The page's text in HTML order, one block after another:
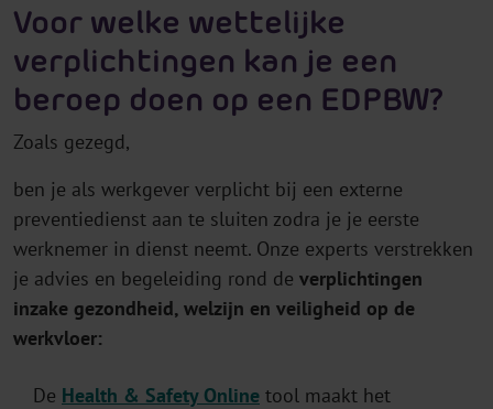
Voor welke wettelijke
verplichtingen kan je een
beroep doen op een EDPBW?
Zoals gezegd,
ben je als werkgever verplicht bij een externe
preventiedienst aan te sluiten zodra je je eerste
werknemer in dienst neemt. Onze experts verstrekken
je advies en begeleiding rond de verplichtingen
inzake gezondheid, welzijn en veiligheid op de
werkvloer:
De Health & Safety Online tool maakt het